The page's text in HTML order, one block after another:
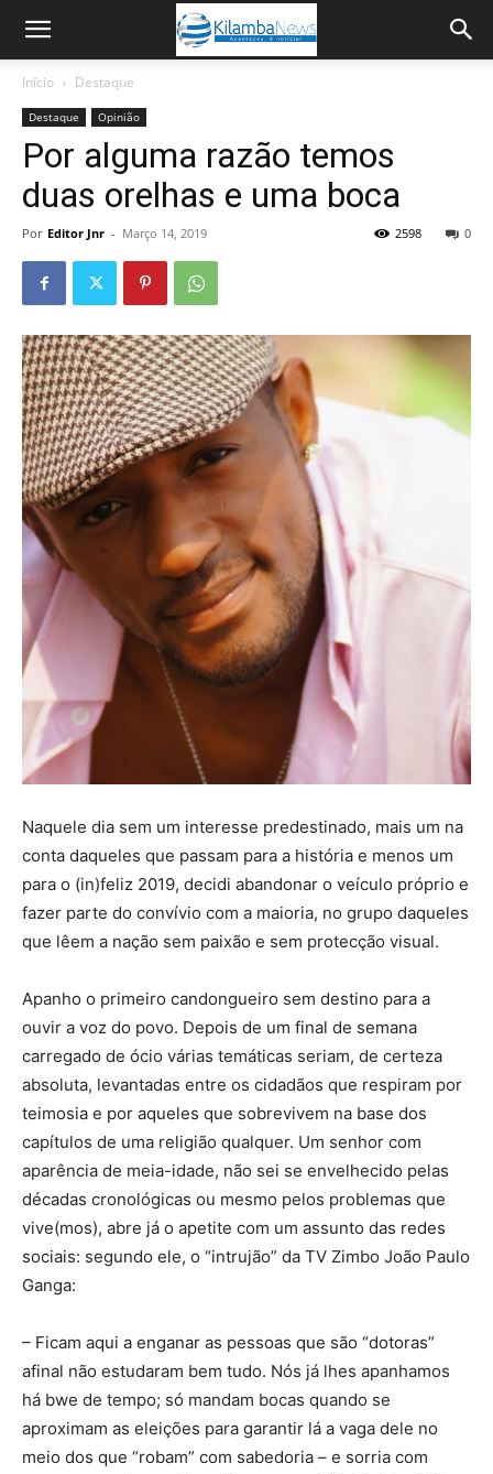
Início Destaque
Destaque Opinião
Por alguma razão temos
duas orelhas e uma boca
Por Editor Jnr - Março 14, 2019 0
2598
Naquele dia sem um interesse predestinado, mais um na
conta daqueles que passam para a história e menos um
para o (in)feliz 2019, decidi abandonar o veículo próprio e
fazer parte do convívio com a maioria, no grupo daqueles
que lêem a nação sem paixão e sem protecção visual.
Apanho o primeiro candongueiro sem destino para a
ouvir a voz do povo. Depois de um final de semana
carregado de ócio várias temáticas seriam, de certeza
absoluta, levantadas entre os cidadãos que respiram por
teimosia e por aqueles que sobrevivem na base dos
capítulos de uma religião qualquer. Um senhor com
aparência de meia-idade, não sei se envelhecido pelas
décadas cronológicas ou mesmo pelos problemas que
vive(mos), abre já o apetite com um assunto das redes
sociais: segundo ele, o “intrujão” da TV Zimbo João Paulo
Ganga:
– Ficam aqui a enganar as pessoas que são “dotoras”
afinal não estudaram bem tudo. Nós já lhes apanhamos
há bwe de tempo; só mandam bocas quando se
aproximam as eleições para garantir lá a vaga dele no
meio dos que “robam” com sabedoria – e sorria com